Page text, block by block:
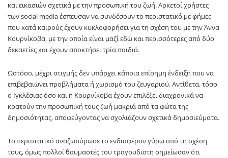
και εικασιών σχετικά με την προσωπική του ζωή. Αρκετοί χρήστες
των social media έσπευσαν να συνδέσουν το περιστατικό με φήμες
που κατά καιρούς έχουν κυκλοφορήσει για τη σχέση του με την Άννα
Κουρνίκοβα, με την οποία είναι μαζί εδώ και περισσότερες από δύο
δεκαετίες και έχουν αποκτήσει τρία παιδιά.
Ωστόσο, μέχρι στιγμής δεν υπάρχει κάποια επίσημη ένδειξη που να
επιβεβαιώνει προβλήματα ή χωρισμό του ζευγαριού. Αντίθετα, τόσο
ο Ιγκλέσιας όσο και η Κουρνίκοβα έχουν επιλέξει διαχρονικά να
κρατούν την προσωπική τους ζωή μακριά από τα φώτα της
δημοσιότητας, αποφεύγοντας να σχολιάζουν σχετικά δημοσιεύματα.
Το περιστατικό αναζωπύρωσε το ενδιαφέρον γύρω από τη σχέση
τους, όμως πολλοί θαυμαστές του τραγουδιστή σημείωσαν ότι